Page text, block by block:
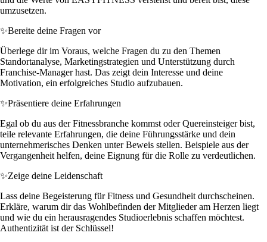
umzusetzen.
✨Bereite deine Fragen vor
Überlege dir im Voraus, welche Fragen du zu den Themen
Standortanalyse, Marketingstrategien und Unterstützung durch
Franchise-Manager hast. Das zeigt dein Interesse und deine
Motivation, ein erfolgreiches Studio aufzubauen.
✨Präsentiere deine Erfahrungen
Egal ob du aus der Fitnessbranche kommst oder Quereinsteiger bist,
teile relevante Erfahrungen, die deine Führungsstärke und dein
unternehmerisches Denken unter Beweis stellen. Beispiele aus der
Vergangenheit helfen, deine Eignung für die Rolle zu verdeutlichen.
✨Zeige deine Leidenschaft
Lass deine Begeisterung für Fitness und Gesundheit durchscheinen.
Erkläre, warum dir das Wohlbefinden der Mitglieder am Herzen liegt
und wie du ein herausragendes Studioerlebnis schaffen möchtest.
Authentizität ist der Schlüssel!